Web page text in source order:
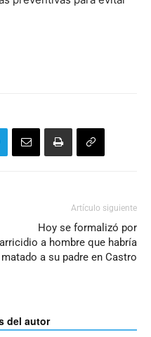
Artículo siguiente
Hoy se formalizó por
a hombre que habría
matado a su padre en Castro
del autor